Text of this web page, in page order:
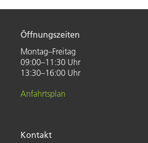
Öffnungszeiten
Montag–Freitag
09:00–11:30 Uhr
13:30–16:00 Uhr
Anfahrtsplan
Kontakt